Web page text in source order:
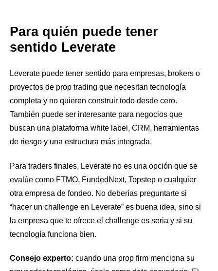
Para quién puede tener
sentido Leverate
Leverate puede tener sentido para empresas, brokers o
proyectos de prop trading que necesitan tecnología
completa y no quieren construir todo desde cero.
También puede ser interesante para negocios que
buscan una plataforma white label, CRM, herramientas
de riesgo y una estructura más integrada.
Para traders finales, Leverate no es una opción que se
evalúe como FTMO, FundedNext, Topstep o cualquier
otra empresa de fondeo. No deberías preguntarte si
“hacer un challenge en Leverate” es buena idea, sino si
la empresa que te ofrece el challenge es seria y si su
tecnología funciona bien.
Consejo experto: cuando una prop firm menciona su